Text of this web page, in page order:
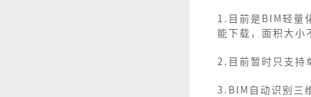
1.目前是BIM轻量
能下载，面积大
2.目前暂时只支持
3.BIM自动识别三